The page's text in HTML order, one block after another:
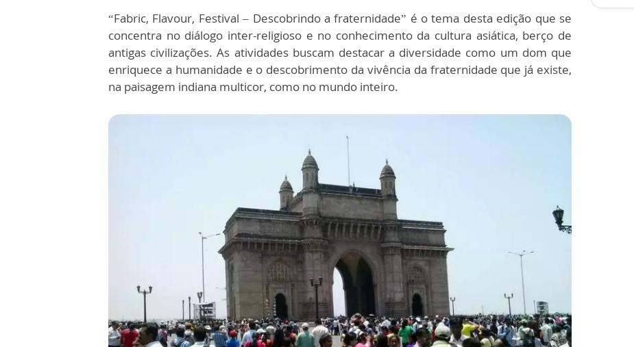
“Fabric, Flavour, Festival – Descobrindo a fraternidade” é o tema desta edição que se
concentra no diálogo inter-religioso e no conhecimento da cultura asiática, berço de
antigas civilizações. As atividades buscam destacar a diversidade como um dom que
enriquece a humanidade e o descobrimento da vivência da fraternidade que já existe,
na paisagem indiana multicor, como no mundo inteiro.